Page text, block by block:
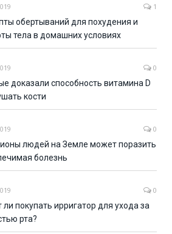
1
обертываний для похудения и
тела в домашних условиях
0
доказали способность витамина D
кости
0
людей на Земле может поразить
болезнь
0
ли покупать ирригатор для ухода за
рта?